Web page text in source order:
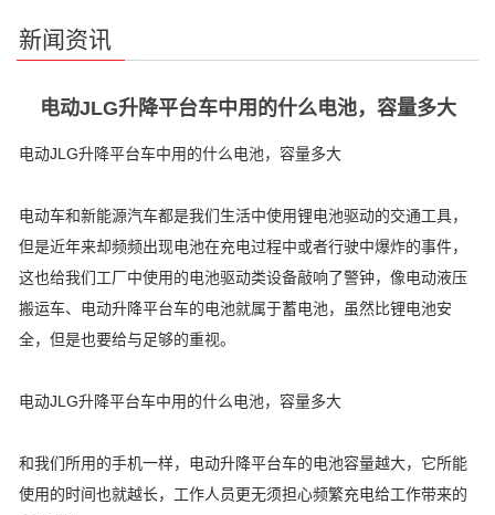
新闻资讯
电动JLG升降平台车中用的什么电池，容量多大
电动JLG升降平台车中用的什么电池，容量多大
电动车和新能源汽车都是我们生活中使用锂电池驱动的交通工具，
但是近年来却频频出现电池在充电过程中或者行驶中爆炸的事件，
这也给我们工厂中使用的电池驱动类设备敲响了警钟，像电动液压
搬运车、电动升降平台车的电池就属于蓄电池，虽然比锂电池安
全，但是也要给与足够的重视。
电动JLG升降平台车中用的什么电池，容量多大
和我们所用的手机一样，电动升降平台车的电池容量越大，它所能
使用的时间也就越长，工作人员更无须担心频繁充电给工作带来的